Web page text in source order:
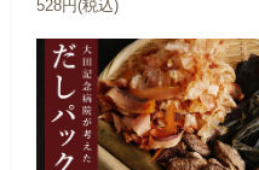
528円(税込)